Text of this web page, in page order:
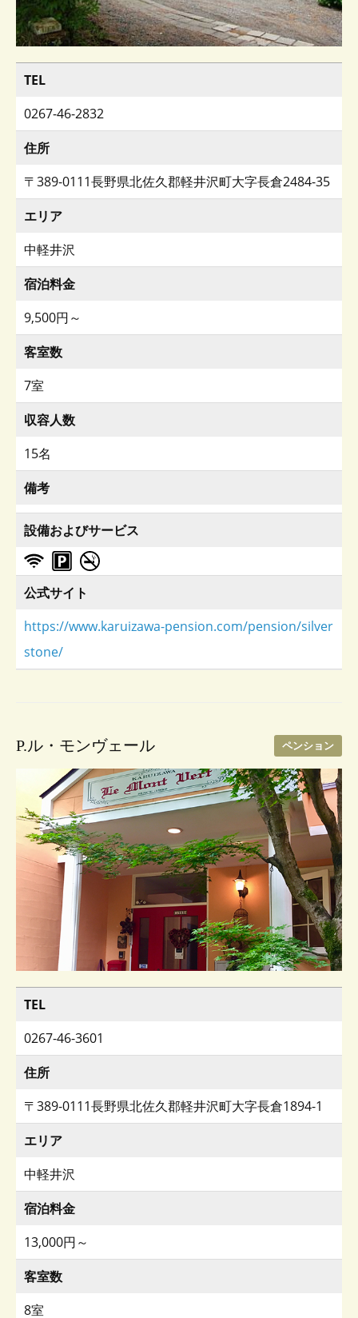
TEL
0267-46-2832
住所
〒389-0111長野県北佐久郡軽井沢町大字長倉2484-35
エリア
中軽井沢
宿泊料金
9,500円～
客室数
7室
収容人数
15名
備考
設備およびサービス
公式サイト
https://www.karuizawa-pension.com/pension/silver
stone/
P.ル・モンヴェール ペンション
TEL
0267-46-3601
住所
〒389-0111長野県北佐久郡軽井沢町大字長倉1894-1
エリア
中軽井沢
宿泊料金
13,000円～
客室数
8室